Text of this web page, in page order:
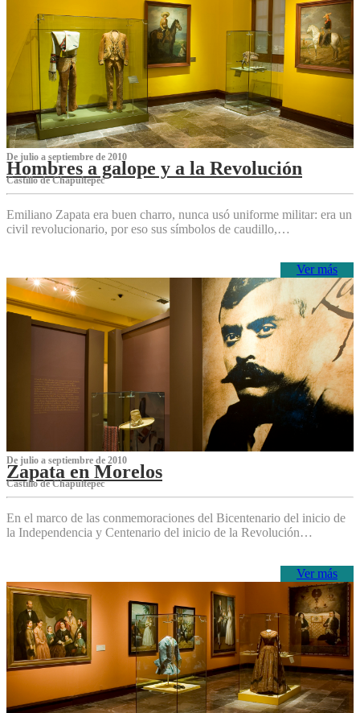
De julio a septiembre de 2010
Hombres a galope y a la Revolución
Castillo de Chapultepec
Emiliano Zapata era buen charro, nunca usó uniforme militar: era un
civil revolucionario, por eso sus símbolos de caudillo,…
Ver más
De julio a septiembre de 2010
Zapata en Morelos
Castillo de Chapultepec
En el marco de las conmemoraciones del Bicentenario del inicio de
la Independencia y Centenario del inicio de la Revolución…
Ver más